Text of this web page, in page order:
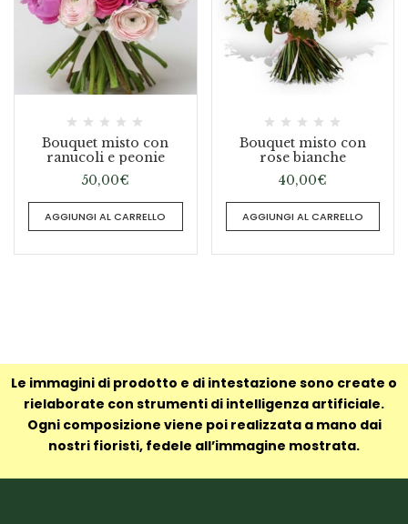
Bouquet misto con
ranucoli e peonie
50,00€
AGGIUNGI AL CARRELLO
Bouquet misto con
rose bianche
40,00€
AGGIUNGI AL CARRELLO
Le immagini di prodotto e di intestazione sono create o
rielaborate con strumenti di intelligenza artificiale.
Ogni composizione viene poi realizzata a mano dai
nostri fioristi, fedele all’immagine mostrata.